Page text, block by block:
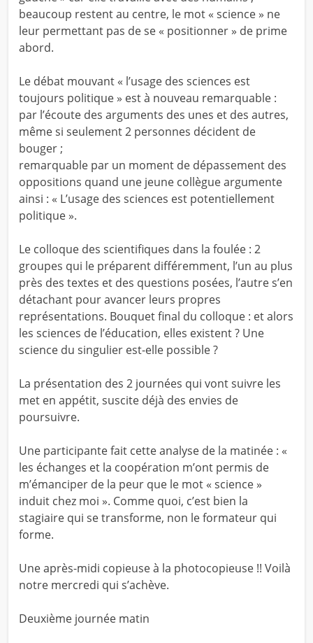
beaucoup restent au centre, le mot « science » ne
leur permettant pas de se « positionner » de prime
abord.
Le débat mouvant « l’usage des sciences est
toujours politique » est à nouveau remarquable :
par l’écoute des arguments des unes et des autres,
même si seulement 2 personnes décident de
bouger ;
remarquable par un moment de dépassement des
oppositions quand une jeune collègue argumente
ainsi : « L’usage des sciences est potentiellement
politique ».
Le colloque des scientifiques dans la foulée : 2
groupes qui le préparent différemment, l’un au plus
près des textes et des questions posées, l’autre s’en
détachant pour avancer leurs propres
représentations. Bouquet final du colloque : et alors
les sciences de l’éducation, elles existent ? Une
science du singulier est-elle possible ?
La présentation des 2 journées qui vont suivre les
met en appétit, suscite déjà des envies de
poursuivre.
Une participante fait cette analyse de la matinée : «
les échanges et la coopération m’ont permis de
m’émanciper de la peur que le mot « science »
induit chez moi ». Comme quoi, c’est bien la
stagiaire qui se transforme, non le formateur qui
forme.
Une après-midi copieuse à la photocopieuse !! Voilà
notre mercredi qui s’achève.
Deuxième journée matin